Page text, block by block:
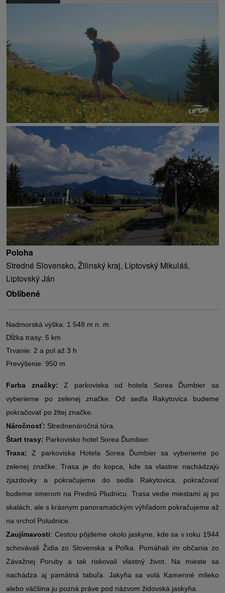
Poloha
Stredné Slovensko, Žilinský kraj, Liptovský Mikuláš,
Liptovský Ján
Oblíbené
Nadmorská výška: 1 548 m n. m.
Dĺžka trasy: 5 km
Trvanie: 2 a pol až 3 h
Prevýšenie: 950 m
Farba značky: Z parkoviska od hotela Sorea Ďumbier sa
vyberieme po zelenej značke. Od sedla Rakytovica budeme
pokračovať po žltej značke.
Náročnosť: Strednenáročná túra.
Štart trasy: Parkovisko hotel Sorea Ďumbier.
Trasa:
Z parkoviska Hotela Sorea Ďumbier sa vyberieme po
zelenej značke. Trasa je do kopca, kde sa vlastne nachádzajú
zjazdovky a pokračujeme do sedla Rakytovica, pokračovať
budeme smerom na Prednú Pludnicu. Trasa vedie miestami aj po
skalách, ale s krásnym panoramatickým výhľadom pokračujeme až
na vrchol Poludnice.
Zaujímavosti: Cestou pôjdeme okolo jaskyne, kde sa v roku 1944
schovávali Židia zo Slovenska a Poľka. Pomáhali im občania zo
Závažnej Poruby a tak riskovali vlastný život. Na mieste sa
nachádza aj pamätná tabuľa. Jakyňa sa volá Kamenné mlieko
alebo väčšina ju pozná práve pod názvom židovská jaskyňa.